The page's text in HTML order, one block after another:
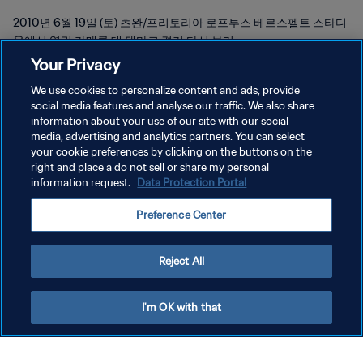
2010년 6월 19일 (토) 츠완/프리토리아 로프투스 베르스펠트 스타디
움에서 열린 카메룬 대 덴마크 경기 다시 보기
개인정보 보호정책
서비스 약관
Your Privacy
We use cookies to personalize content and ads, provide
social media features and analyse our traffic. We also share
information about your use of our site with our social
media, advertising and analytics partners. You can select
your cookie preferences by clicking on the buttons on the
right and place a do not sell or share my personal
information request. Data Protection Portal
Preference Center
Reject All
I'm OK with that